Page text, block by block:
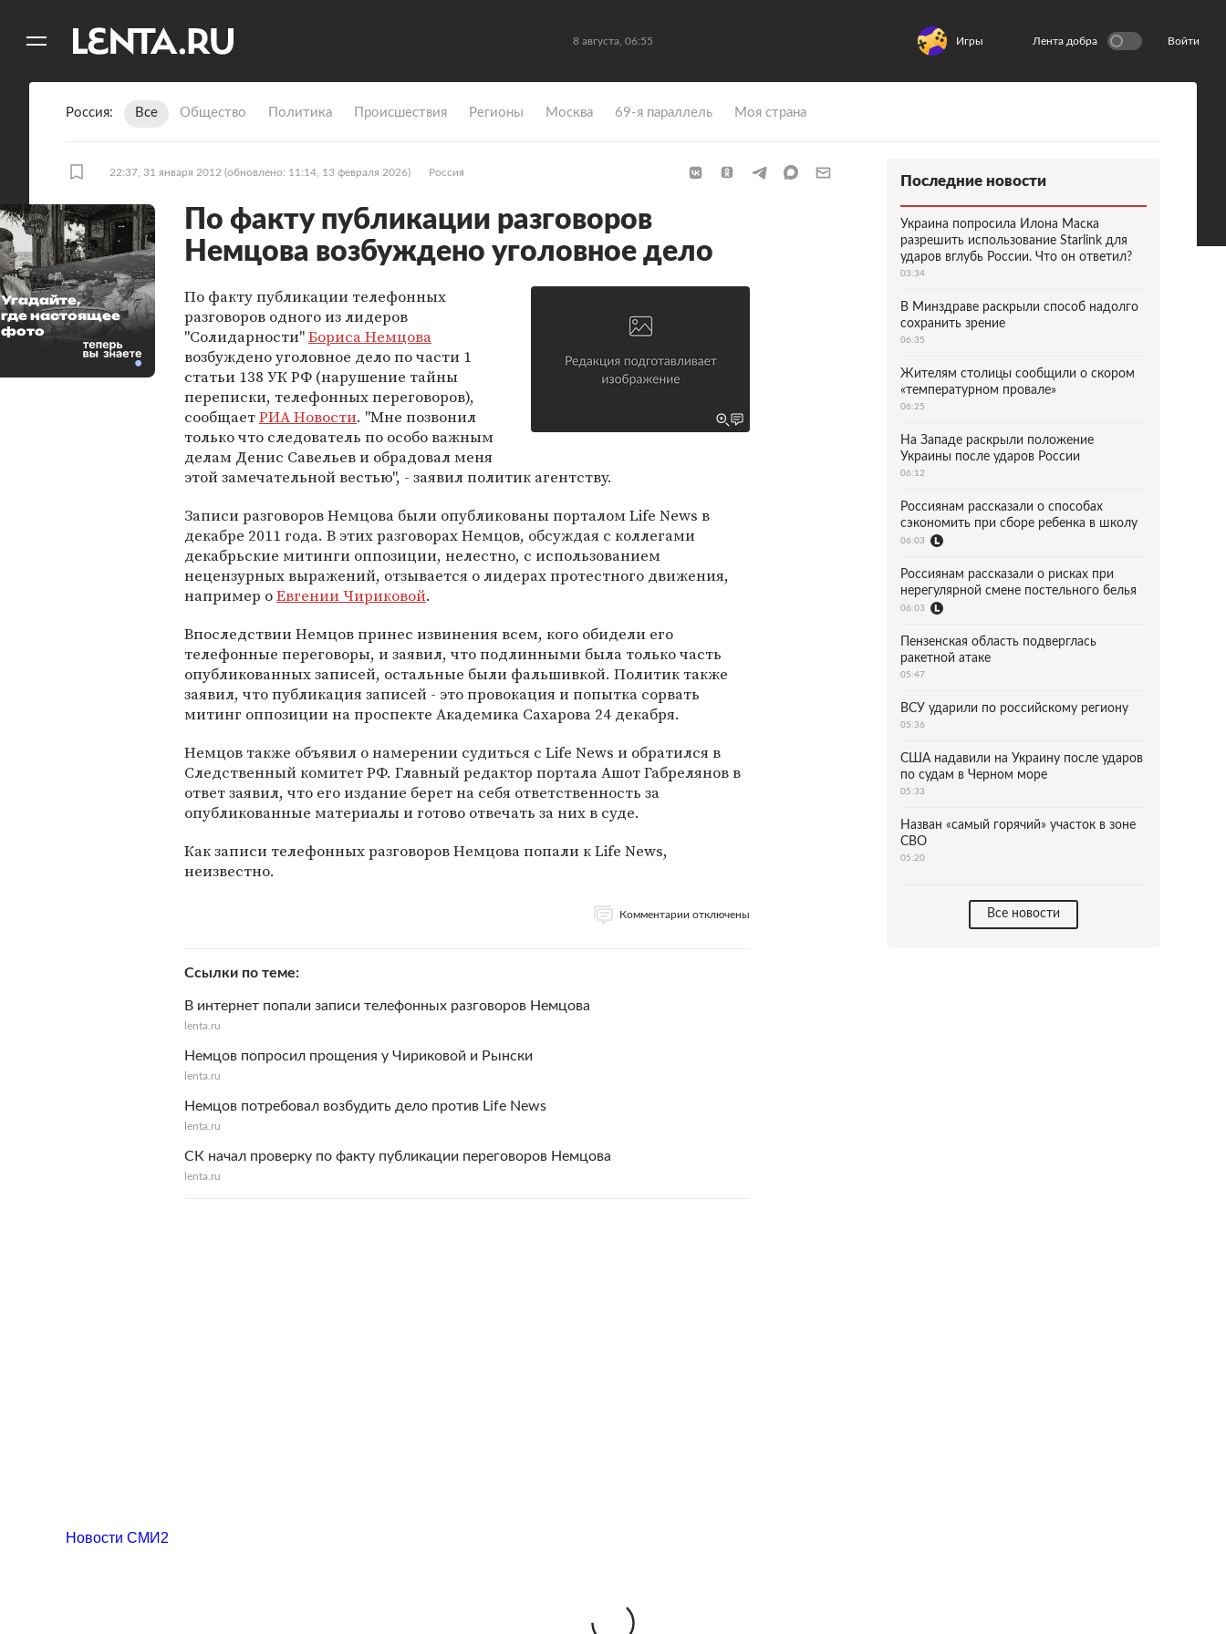
8 августа, 06:55 Игры Лента добра Войти
Россия Все Общество Политика Происшествия Регионы Москва 69-я параллель Моя страна
22:37, 31 января 2012 (обновлено: 11:14, 13 февраля 2026) Россия
По факту публикации разговоров
Немцова возбуждено уголовное дело
По факту публикации телефонных
разговоров одного из лидеров
"Солидарности"Бориса Немцова
возбуждено уголовное дело по части 1
статьи 138 УК РФ (нарушение тайны
переписки, телефонных переговоров),
сообщаетРИА Новости. "Мне позвонил
только что следователь по особо важным
делам Денис Савельев и обрадовал меня
этой замечательной вестью", - заявил политик агентству.
Записи разговоров Немцова были опубликованы порталом Life News в
декабре 2011 года. В этих разговорах Немцов, обсуждая с коллегами
декабрьские митинги оппозиции, нелестно, с использованием
нецензурных выражений, отзывается о лидерах протестного движения,
например оЕвгении Чириковой.
Впоследствии Немцов принес извинения всем, кого обидели его
телефонные переговоры, и заявил, что подлинными была только часть
опубликованных записей, остальные были фальшивкой. Политик также
заявил, что публикация записей - это провокация и попытка сорвать
митинг оппозиции на проспекте Академика Сахарова 24 декабря.
Немцов также объявил о намерении судиться с Life News и обратился в
Следственный комитет РФ. Главный редактор портала Ашот Габрелянов в
ответ заявил, что его издание берет на себя ответственность за
опубликованные материалы и готово отвечать за них в суде.
Как записи телефонных разговоров Немцова попали к Life News,
неизвестно.
Комментарии отключены
Ссылки по теме
В интернет попали записи телефонных разговоров Немцова
lenta.ru
Немцов попросил прощения у Чириковой и Рынски
lenta.ru
Немцов потребовал возбудить дело против Life News
lenta.ru
СК начал проверку по факту публикации переговоров Немцова
lenta.ru
Угадайте,
где настоящее
фото
Последние новости
Украина попросила Илона Маска
разрешить использование Starlink для
ударов вглубь России. Что он ответил?
03:34
В Минздраве раскрыли способ надолго
сохранить зрение
06:35
Жителям столицы сообщили о скором
«температурном провале»
06:25
На Западе раскрыли положение
Украины после ударов России
06:12
Россиянам рассказали о способах
сэкономить при сборе ребенка в школу
06:03
Россиянам рассказали о рисках при
нерегулярной смене постельного белья
06:03
Пензенская область подверглась
ракетной атаке
05:47
ВСУ ударили по российскому региону
05:36
США надавили на Украину после ударов
по судам в Черном море
05:33
Назван «самый горячий» участок в зоне
СВО
05:20
Все новости
Новости СМИ2